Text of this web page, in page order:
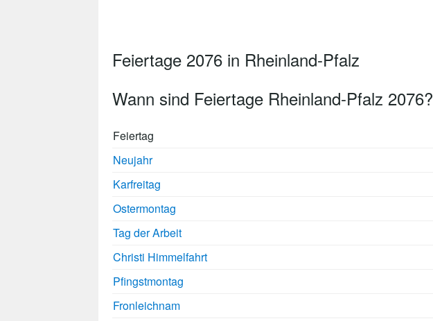
Feiertage 2076 in Rheinland-Pfalz
Wann sind Feiertage Rheinland-Pfalz 2076?
Feiertag
Neujahr
Karfreitag
Ostermontag
Tag der Arbeit
Christi Himmelfahrt
Pfingstmontag
Fronleichnam